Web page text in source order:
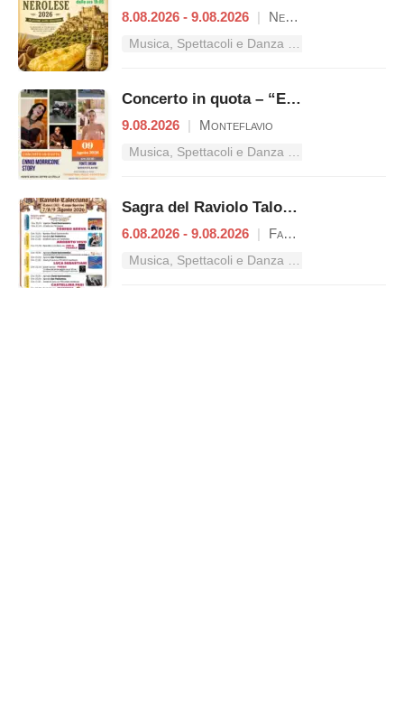
8.08.2026 - 9.08.2026 | Nerola
Concerto in quota – “Ennio Morricone Story”
9.08.2026 | Monteflavio
Sagra del Raviolo Talocciano
6.08.2026 - 9.08.2026 | Fara in Sabina